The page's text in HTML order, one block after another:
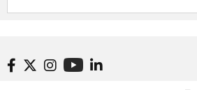
Black Lilys, une caresse magique et
folk